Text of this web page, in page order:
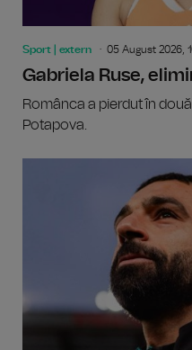
Sport | extern 05 August 2026,
Gabriela Ruse,
Românca a pierdut în
Potapova.